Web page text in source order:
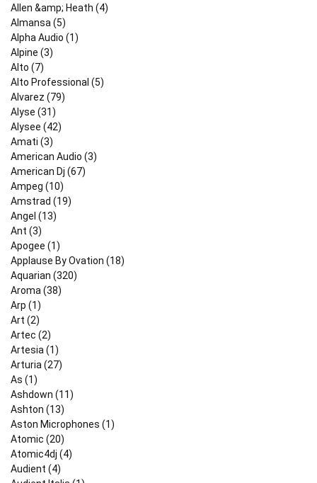
Allen &amp; Heath (4)
Almansa (5)
Alpha Audio (1)
Alpine (3)
Alto (7)
Alto Professional (5)
Alvarez (79)
Alyse (31)
Alysee (42)
Amati (3)
American Audio (3)
American Dj (67)
Ampeg (10)
Amstrad (19)
Angel (13)
Ant (3)
Apogee (1)
Applause By Ovation (18)
Aquarian (320)
Aroma (38)
Arp (1)
Art (2)
Artec (2)
Artesia (1)
Arturia (27)
As (1)
Ashdown (11)
Ashton (13)
Aston Microphones (1)
Atomic (20)
Atomic4dj (4)
Audient (4)